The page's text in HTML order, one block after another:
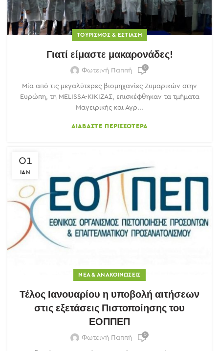
ΤΟΥΡΙΣΜΌΣ & ΕΣΤΊΑΣΗ
Γιατί είμαστε μακαρονάδες!
Φωτεινή Παππή 0
Μία από τις μεγαλύτερες βιομηχανίες Ζυμαρικών στην
Ευρώπη, τη MELISSA-ΚΙΚΙΖΑΣ, επισκέφθηκαν τα τμήματα
Μαγειρικής και Αγρ...
ΔΙΑΒΆΣΤΕ ΠΕΡΙΣΣΌΤΕΡΑ
01
ΙΑΝ
ΝΈΑ & ΑΝΑΚΟΙΝΏΣΕΙΣ
Τέλος Ιανουαρίου η υποβολή αιτήσεων
στις εξετάσεις Πιστοποίησης του
ΕΟΠΠΕΠ
Φωτεινή Παππή 0